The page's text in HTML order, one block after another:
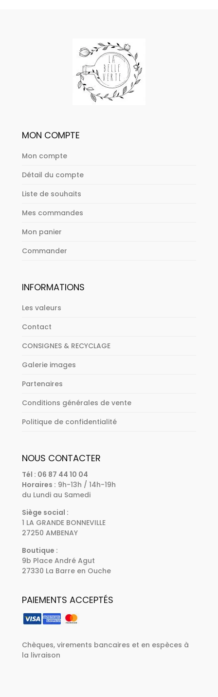
MON COMPTE
Mon compte
Détail du compte
Liste de souhaits
Mes commandes
Mon panier
Commander
INFORMATIONS
Les valeurs
Contact
CONSIGNES & RECYCLAGE
Galerie images
Partenaires
Conditions générales de vente
Politique de confidentialité
NOUS CONTACTER
Tél : 06 87 44 10 04
Horaires : 9h-13h / 14h-19h
du Lundi au Samedi
Siège social :
1 LA GRANDE BONNEVILLE
27250 AMBENAY
Boutique :
9b Place André Agut
27330 La Barre en Ouche
PAIEMENTS ACCEPTÉS
Chèques, virements bancaires et en espèces à
la livraison